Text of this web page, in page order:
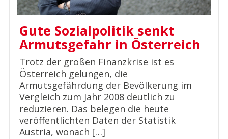
Gute Sozialpolitik senkt
Armutsgefahr in Österreich
Trotz der großen Finanzkrise ist es
Österreich gelungen, die
Armutsgefährdung der Bevölkerung im
Vergleich zum Jahr 2008 deutlich zu
reduzieren. Das belegen die heute
veröffentlichten Daten der Statistik
Austria, wonach […]